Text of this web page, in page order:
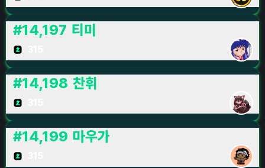
#14,197 티미
#14,198 찬휘
#14,199 마우가